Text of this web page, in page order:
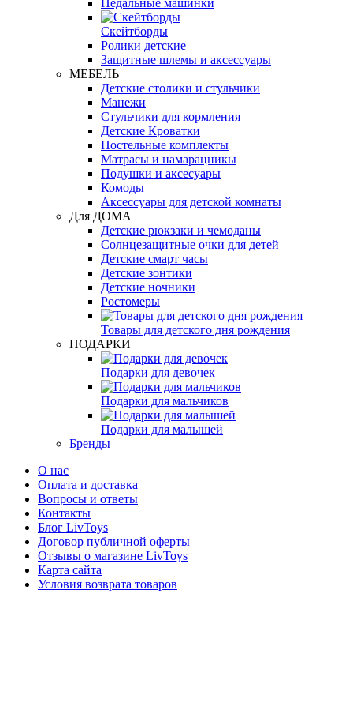
Скейтборды
Ролики детские
Защитные шлемы и аксессуары
МЕБЕЛЬ
Детские столики и стульчики
Манежи
Стульчики для кормления
Детские Кроватки
Постельные комплекты
Матрасы и намарацникы
Подушки и аксесуары
Комоды
Аксессуары для детской комнаты
Для ДОМА
Детские рюкзаки и чемоданы
Солнцезащитные очки для детей
Детские смарт часы
Детские зонтики
Детские ночники
Ростомеры
Товары для детского дня рождения
ПОДАРКИ
Подарки для девочек
Подарки для мальчиков
Подарки для малышей
Бренды
О нас
Оплата и доставка
Вопросы и ответы
Контакты
Блог LivToys
​​​​​​​Договор публичной оферты
Отзывы о магазине LivToys
Карта сайта
Условия возврата товаров